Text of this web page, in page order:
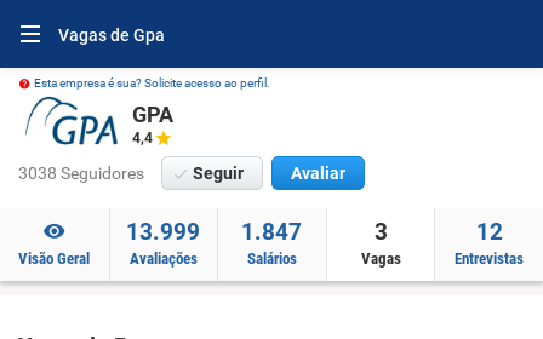
Vagas de Gpa
Esta empresa é sua? Solicite acesso ao perfil.
GPA
4,4
3038 Seguidores Seguir Avaliar
Visão Geral
13.999
Avaliações
1.847
Salários
3
Vagas
12
Entrevistas